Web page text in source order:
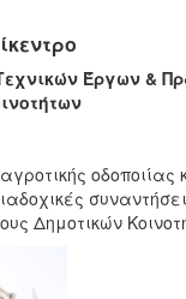
Έργων &
Δημοτικών